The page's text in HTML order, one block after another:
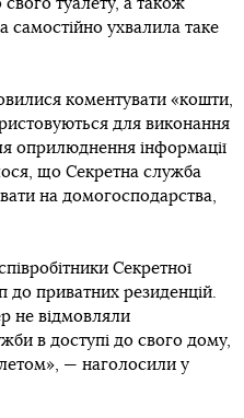
туалету, а також
самостійно ухвалила таке
коментувати «кошти,
для виконання
оприлюднення інформації
що Секретна служба
на домогосподарства,
Секретної
до приватних резиденцій.
не відмовляли
в доступі до свого дому,
— наголосили у